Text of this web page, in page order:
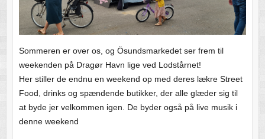
Sommeren er over os, og Ösundsmarkedet ser frem til
weekenden på Dragør Havn lige ved Lodstårnet!
Her stiller de endnu en weekend op med deres lækre Street
Food, drinks og spændende butikker, der alle glæder sig til
at byde jer velkommen igen. De byder også på live musik i
denne weekend